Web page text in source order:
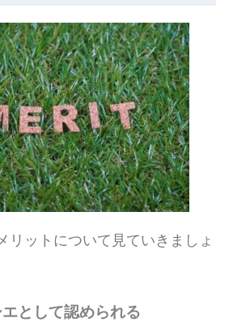
リットについて見ていきましょ
として認められる